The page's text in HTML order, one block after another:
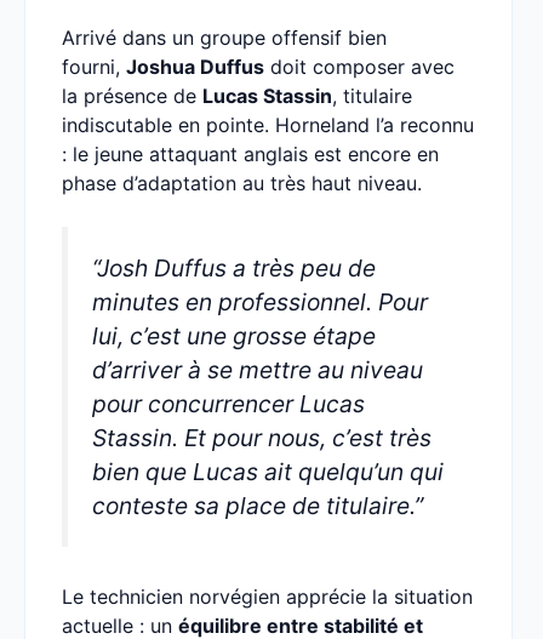
Arrivé dans un groupe offensif bien
fourni, Joshua Duffus doit composer avec
la présence de Lucas Stassin, titulaire
indiscutable en pointe. Horneland l’a reconnu
: le jeune attaquant anglais est encore en
phase d’adaptation au très haut niveau.
“Josh Duffus a très peu de
minutes en professionnel. Pour
lui, c’est une grosse étape
d’arriver à se mettre au niveau
pour concurrencer Lucas
Stassin. Et pour nous, c’est très
bien que Lucas ait quelqu’un qui
conteste sa place de titulaire.”
Le technicien norvégien apprécie la situation
actuelle : un équilibre entre stabilité et